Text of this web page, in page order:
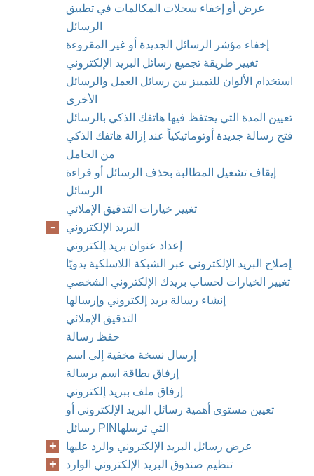
عرض أو إخفاء سجلات المكالمات في تطبيق
الرسائل
إخفاء مؤشر الرسائل الجديدة أو غير المقروءة
تغيير طريقة تجميع رسائل البريد الإلكتروني
استخدام الألوان للتمييز بين رسائل العمل والرسائل
الأخرى
تعيين المدة التي يحتفظ فيها هاتفك الذكي بالرسائل
فتح رسالة جديدة أوتوماتيكياً عند إزالة هاتفك الذكي
من الحامل
إيقاف تشغيل المطالبة بحذف الرسائل أو قراءة
الرسائل
تغيير خيارات التدقيق الإملائي
البريد الإلكتروني
إعداد عنوان بريد إلكتروني
إصلاح البريد الإلكتروني عبر الشبكة اللاسلكية يدويًا
تغيير الخيارات لحساب بريدك الإلكتروني الشخصي
إنشاء رسالة بريد إلكتروني وإرسالها
التدقيق الإملائي
حفظ رسالة
إرسال نسخة مخفية إلى اسم
إرفاق بطاقة اسم برسالة
إرفاق ملف ببريد إلكتروني
تعيين مستوى أهمية رسائل البريد الإلكتروني أو
رسائل PIN‏ التي ترسلها
عرض رسائل البريد الإلكتروني والرد عليها
تنظيم صندوق البريد الإلكتروني الوارد